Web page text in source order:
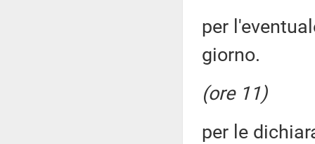
per
giorno.
(ore 11)
per le